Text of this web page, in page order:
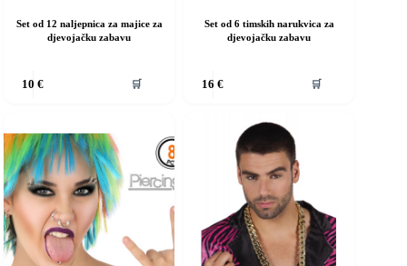
Set od 12 naljepnica za majice za
djevojačku zabavu
10€ 🛒
Set od 6 timskih narukvica za
djevojačku zabavu
16€ 🛒
proizvod
varijanti.
Opcije
se
mogu
na
stranici
proizvoda